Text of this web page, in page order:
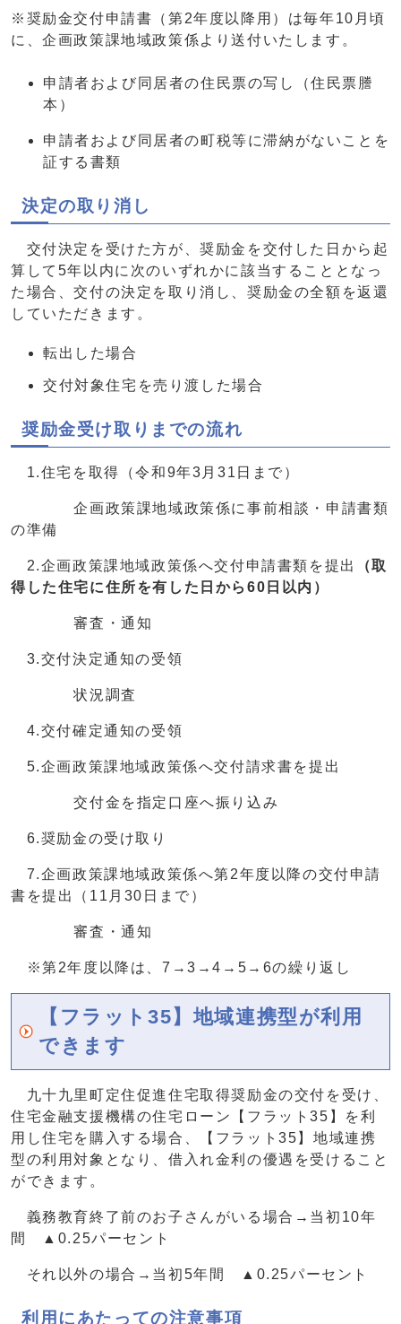
※奨励金交付申請書（第2年度以降用）は毎年10月頃
に、企画政策課地域政策係より送付いたします。
申請者および同居者の住民票の写し（住民票謄
本）
申請者および同居者の町税等に滞納がないことを
証する書類
決定の取り消し
交付決定を受けた方が、奨励金を交付した日から起
算して5年以内に次のいずれかに該当することとなっ
た場合、交付の決定を取り消し、奨励金の全額を返還
していただきます。
転出した場合
交付対象住宅を売り渡した場合
奨励金受け取りまでの流れ
1.住宅を取得（令和9年3月31日まで）
企画政策課地域政策係に事前相談・申請書類
の準備
2.企画政策課地域政策係へ交付申請書類を提出
（取
得した住宅に住所を有した日から60日以内）
審査・通知
3.交付決定通知の受領
状況調査
4.交付確定通知の受領
5.企画政策課地域政策係へ交付請求書を提出
交付金を指定口座へ振り込み
6.奨励金の受け取り
7.企画政策課地域政策係へ第2年度以降の交付申請
書を提出（11月30日まで）
審査・通知
※第2年度以降は、7→3→4→5→6の繰り返し
【フラット35】地域連携型が利用
できます
九十九里町定住促進住宅取得奨励金の交付を受け、
住宅金融支援機構の住宅ローン【フラット35】を利
用し住宅を購入する場合、【フラット35】地域連携
型の利用対象となり、借入れ金利の優遇を受けること
ができます。
義務教育終了前のお子さんがいる場合→当初10年
間 ▲0.25パーセント
それ以外の場合→当初5年間 ▲0.25パーセント
利用にあたっての注意事項